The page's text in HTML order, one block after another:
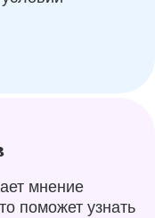
мнение
поможет узнать